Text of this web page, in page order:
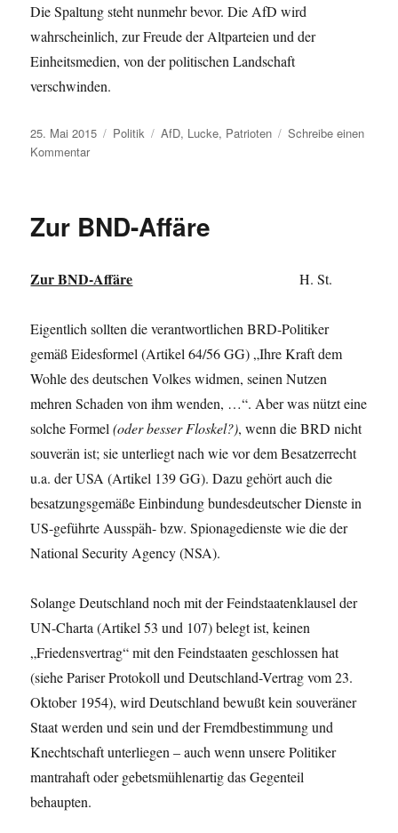
Die Spaltung steht nunmehr bevor. Die AfD wird
wahrscheinlich, zur Freude der Altparteien und der
Einheitsmedien, von der politischen Landschaft
verschwinden.
Veröffentlicht
am
25. Mai 2015 Kategorien
Politik Schlagwörter
AfD, Lucke, Patrioten
Schreibe einen
Kommentarzu
Zur BND-Affäre
Zur BND-Affäre H. St.
Eigentlich sollten die verantwortlichen BRD-Politiker
gemäß Eidesformel (Artikel 64/56 GG) „Ihre Kraft dem
Wohle des deutschen Volkes widmen, seinen Nutzen
mehren Schaden von ihm wenden, …“. Aber was nützt eine
solche Formel(oder besser Floskel?), wenn die BRD nicht
souverän ist; sie unterliegt nach wie vor dem Besatzerrecht
u.a. der USA (Artikel 139 GG). Dazu gehört auch die
besatzungsgemäße Einbindung bundesdeutscher Dienste in
US-geführte Ausspäh- bzw. Spionagedienste wie die der
National Security Agency (NSA).
Solange Deutschland noch mit der Feindstaatenklausel der
UN-Charta (Artikel 53 und 107) belegt ist, keinen
„Friedensvertrag“ mit den Feindstaaten geschlossen hat
(siehe Pariser Protokoll und Deutschland-Vertrag vom 23.
Oktober 1954), wird Deutschland bewußt kein souveräner
Staat werden und sein und der Fremd­bestimmung und
Knechtschaft unterliegen – auch wenn unsere Politiker
mantrahaft oder gebetsmühlenartig das Gegenteil
behaupten.